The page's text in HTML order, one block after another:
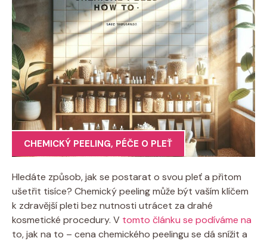
CHEMICKÝ PEELING, PÉČE O PLEŤ
Hledáte způsob, jak se postarat o svou pleť a přitom
ušetřit tisíce? Chemický peeling může být vaším klíčem
k zdravější pleti bez nutnosti utrácet za drahé
kosmetické procedury. V tomto článku se podíváme na
to, jak na to – cena chemického peelingu se dá snížit a